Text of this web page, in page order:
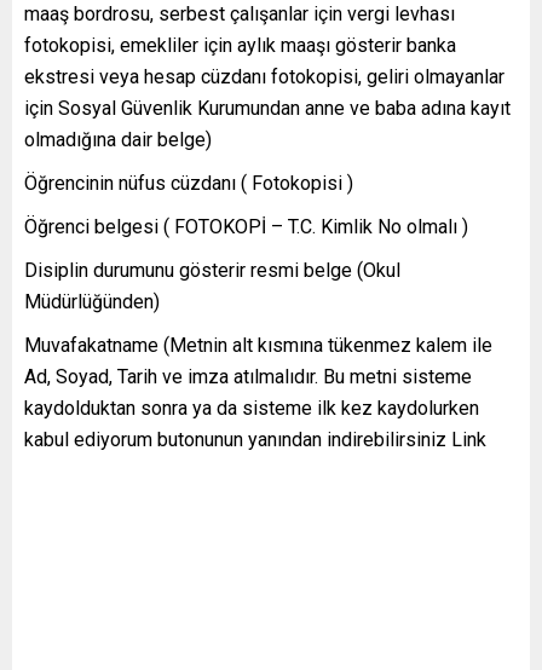
maaş bordrosu, serbest çalışanlar için vergi levhası
fotokopisi, emekliler için aylık maaşı gösterir banka
ekstresi veya hesap cüzdanı fotokopisi, geliri olmayanlar
için Sosyal Güvenlik Kurumundan anne ve baba adına kayıt
olmadığına dair belge)
Öğrencinin nüfus cüzdanı ( Fotokopisi )
Öğrenci belgesi ( FOTOKOPİ – T.C. Kimlik No olmalı )
Disiplin durumunu gösterir resmi belge (Okul
Müdürlüğünden)
Muvafakatname (Metnin alt kısmına tükenmez kalem ile
Ad, Soyad, Tarih ve imza atılmalıdır. Bu metni sisteme
kaydolduktan sonra ya da sisteme ilk kez kaydolurken
kabul ediyorum butonunun yanından indirebilirsiniz Link